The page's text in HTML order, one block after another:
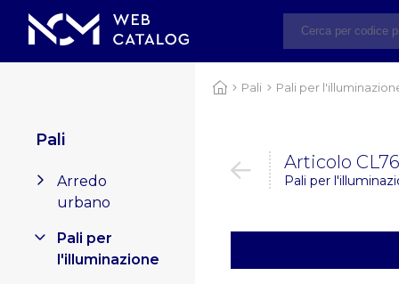
Pali
Arredo
urbano
Pali per
l'illuminazione
Pali Pali per
Articolo
Pali per